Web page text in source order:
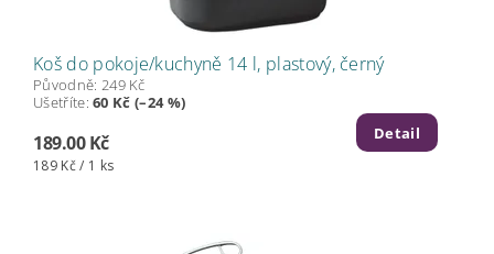
Koš do pokoje/kuchyně 14 l, plastový, černý
Původně: 249 Kč
Ušetříte:60 Kč (–24 %)
189.00 Kč
189 Kč / 1 ks
Detail